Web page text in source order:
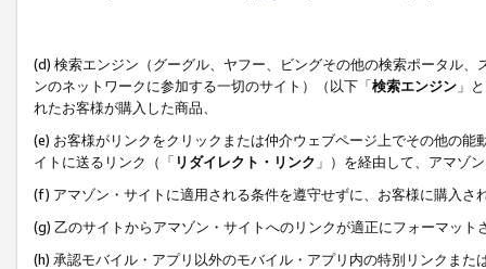
(d) 検索エンジン（グーグル、ヤフー、ビングその他の検索ポータル
ンのネットワークに参加する一切のサイト）（以下「検索エンジン 」
れたお客様が購入した商品、
(e) お客様がリンクをクリックまたは仲介ウェブページ上でその他の
イトに送るリンク（「 リダイレクト・リンク 」）を経由して、アマゾ
(f) アマゾン・サイトに適用される条件を遵守せずに、お客様に購入さ
(g) 乙のサイトからアマゾン・サイトへのリンクが適正にフォーマッ
(h) 承認モバイル・アプリ以外のモバイル・アプリ内の特別リンクま